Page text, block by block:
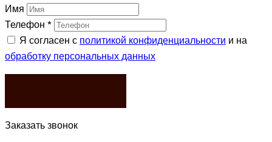
Имя
Телефон*
Я согласен сполитикой конфиденциальностии на
обработку персональных данных
Заказать звонок